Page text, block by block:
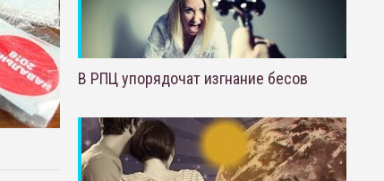
В РПЦ упорядочат изгнание бесов